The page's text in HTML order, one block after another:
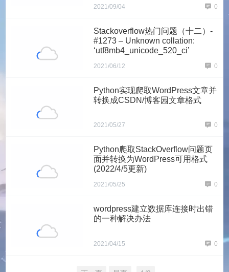
2021/09/04 0
Stackoverflow热门问题（十二）-
#1273 – Unknown collation:
‘utf8mb4_unicode_520_ci’
2021/06/12 0
Python实现爬取WordPress文章并
转换成CSDN/博客园文章格式
2021/05/27 0
Python爬取StackOverflow问题页
面并转换为WordPress可用格式
(2022/4/5更新)
2021/05/25 0
wordpress建立数据库连接时出错
的一种解决办法
2021/04/15 0